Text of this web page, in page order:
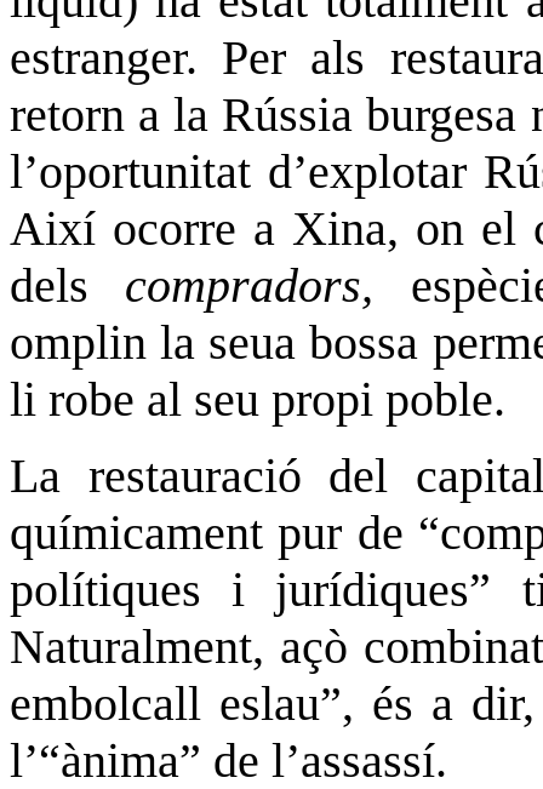
estranger. Per als
retorn a la Rússia
l’oportunitat d’explotar
Així ocorre a Xina, on el
dels compradors,
omplin la seua bossa
li robe al seu propi poble.
La restauració del
químicament pur de
polítiques i jurídiques”
Naturalment, açò
embolcall eslau”, és a
l’“ànima” de l’assassí.